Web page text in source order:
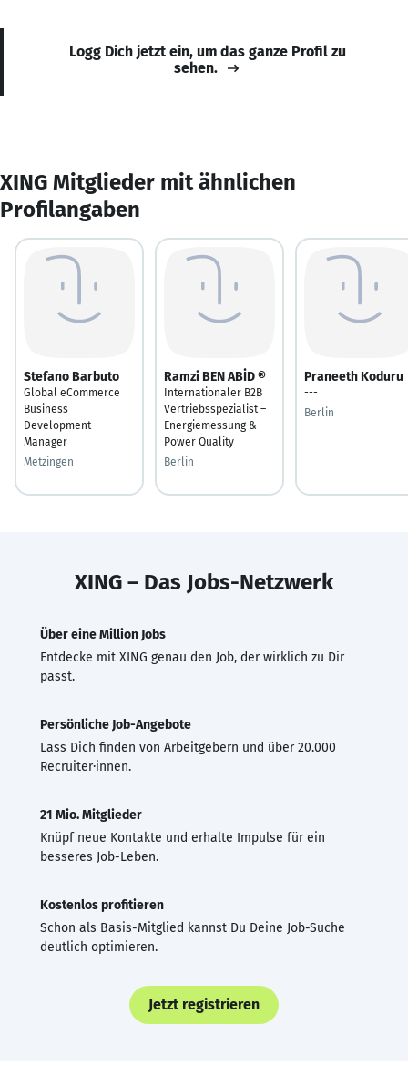
Logg Dich jetzt ein, um das ganze Profil zu
sehen.
XING Mitglieder mit ähnlichen
Profilangaben
Stefano Barbuto
Global eCommerce
Business
Development
Manager
Metzingen
Ramzi BEN ABİD ®
Internationaler B2B
Vertriebsspezialist –
Energiemessung &
Power Quality
Berlin
Praneeth Koduru
---
Berlin
XING – Das Jobs-Netzwerk
Über eine Million Jobs
Entdecke mit XING genau den Job, der wirklich zu Dir
passt.
Persönliche Job-Angebote
Lass Dich finden von Arbeitgebern und über 20.000
Recruiter·innen.
21 Mio. Mitglieder
Knüpf neue Kontakte und erhalte Impulse für ein
besseres Job-Leben.
Kostenlos profitieren
Schon als Basis-Mitglied kannst Du Deine Job-Suche
deutlich optimieren.
Jetzt registrieren